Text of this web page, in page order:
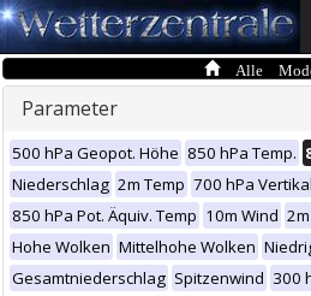
Alle
Parameter
500 hPa Geopot. Höhe 850 hPa Temp.
Niederschlag 2m Temp 700 hPa
850 hPa Pot. Äquiv. Temp 10m Wind
Hohe Wolken Mittelhohe Wolken
Gesamtniederschlag Spitzenwind 300